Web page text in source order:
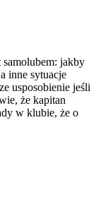
samolubem: jakby
inne sytuacje
usposobienie jeśli
że kapitan
w klubie, że o